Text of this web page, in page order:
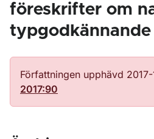
föreskrifter om
Författningen upphävd 2017-
2017:90